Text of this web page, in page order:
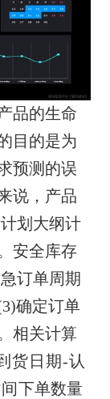
品的生命
目的是为
预测的误
说，产品
划大纲计
安全库存
订单周期
确定订单
相关计算
货日期-认
下单数量